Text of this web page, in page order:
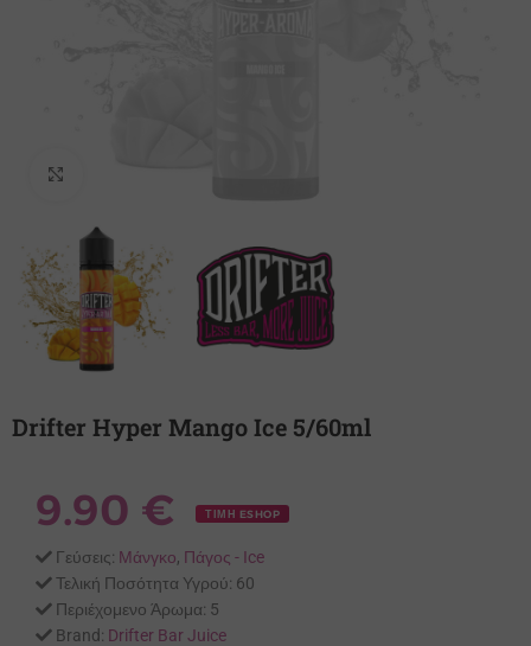
Drifter Hyper Mango Ice 5/60ml
9.90 € ΤΙΜΗ ESHOP
Γεύσεις: Μάνγκο, Πάγος - Ιce
Τελική Ποσότητα Υγρού: 60
Περιέχομενο Άρωμα: 5
Brand: Drifter Bar Juice